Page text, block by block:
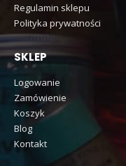
Regulamin sklepu
Polityka prywatności
SKLEP
Logowanie
Zamówienie
Koszyk
Blog
Kontakt